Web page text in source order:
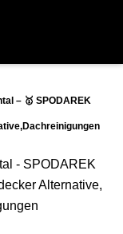
– 🥇 SPODAREK